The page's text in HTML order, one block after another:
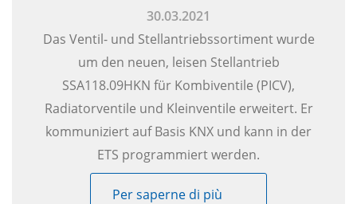
30.03.2021
Das Ventil- und Stellantriebssortiment wurde
um den neuen, leisen Stellantrieb
SSA118.09HKN für Kombiventile (PICV),
Radiatorventile und Kleinventile erweitert. Er
kommuniziert auf Basis KNX und kann in der
ETS programmiert werden.
Per saperne di più